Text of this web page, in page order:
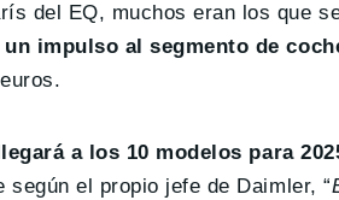
del EQ, muchos eran los que
un impulso al segmento de
llegará a los 10 modelos para
el propio jefe de Daimler, “